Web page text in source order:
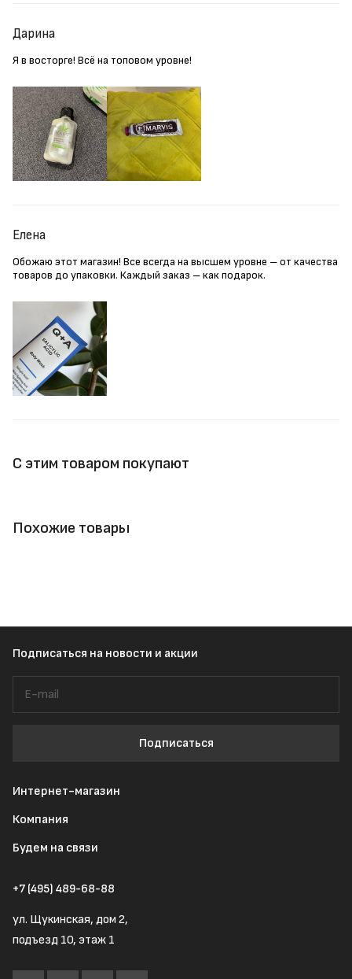
Дарина
Я в восторге! Всё на топовом уровне!
Елена
Обожаю этот магазин! Все всегда на высшем уровне – от качества
товаров до упаковки. Каждый заказ – как подарок.
С этим товаром покупают
Похожие товары
Подписаться на новости и акции
Подписаться
Интернет-магазин
Компания
Будем на связи
+7 (495) 489-68-88
ул. Щукинская, дом 2,
подъезд 10, этаж 1